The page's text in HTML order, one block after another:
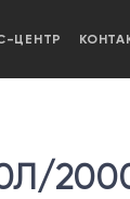
ЦЕНТР